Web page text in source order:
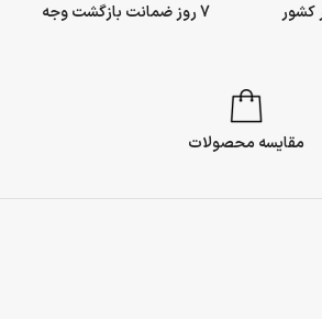
کشور 7 روز ضمانت بازگشت وجه
مقایسه محصولات